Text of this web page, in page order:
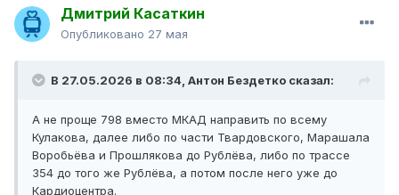
Дмитрий Касаткин
Опубликовано 27 мая
В 27.05.2026 в 08:34, Антон Бездетко сказал:
А не проще 798 вместо МКАД направить по всему
Кулакова, далее либо по части Твардовского, Марашала
Воробьёва и Прошлякова до Рублёва, либо по трассе
354 до того же Рублёва, а потом после него уже до
Кардиоцентра.